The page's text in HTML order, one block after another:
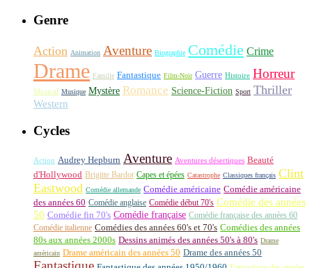
Genre
Action Animation Aventure Biographie Comédie Crime
Drame Famille Fantastique Film-Noir Guerre Histoire Horreur
Musical Musique Mystère Romance Science-Fiction Sport Thriller
Western
Cycles
Action Audrey Hepburn Aventure Aventures désertiques Beauté
d'Hollywood Brigitte Bardot Capes et épées Catastrophe Classiques français Clint
Eastwood Comédie allemande Comédie américaine Comédie américaine
des années 60 Comédie anglaise Comédie début 70's Comédie des années
50 Comédie fin 70's Comédie française Comédie française des années 60
Comédie italienne Comédies des années 60's et 70's Comédies des années
80s aux années 2000s Dessins animés des années 50's à 80's Drame
américain Drame américain des années 50 Drame des années 50